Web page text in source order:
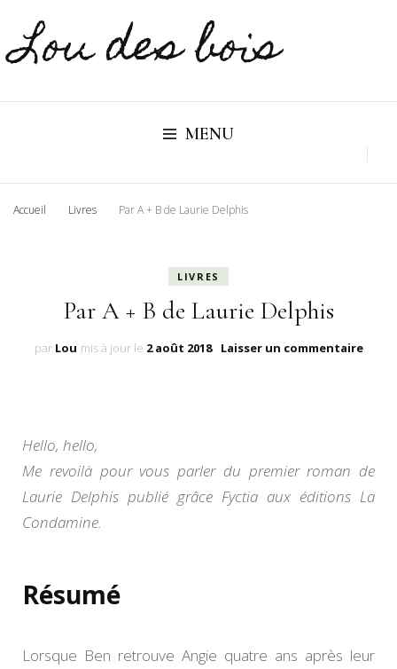
Lou des bois
MENU
Accueil Livres Par A + B de Laurie Delphis
LIVRES
Par A + B de Laurie Delphis
par Lou mis à jour le 2 août 2018 Laisser un commentairesur
Hello, hello,
Me revoilà pour vous parler du premier roman de
Laurie Delphis publié grâce Fyctia aux éditions La
Condamine.
Résumé
Lorsque Ben retrouve Angie quatre ans après leur